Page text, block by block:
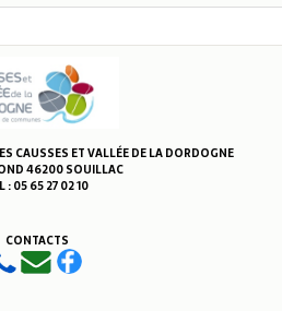
CAUSSES ET VALLÉE DE LA DORDOGNE
46200 SOUILLAC
: 05 65 27 02 10
CONTACTS